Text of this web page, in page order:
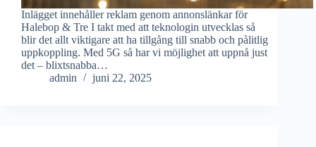
Inlägget innehåller reklam genom annonslänkar för
Halebop & Tre I takt med att teknologin utvecklas så
blir det allt viktigare att ha tillgång till snabb och pålitlig
uppkoppling. Med 5G så har vi möjlighet att uppnå just
det – blixtsnabba…
admin
juni 22, 2025